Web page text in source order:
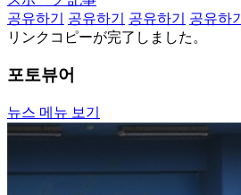
공유하기
공유하기 공유하기 공유하기
リンクコピーが完了しました。
포토뷰어
뉴스 메뉴 보기